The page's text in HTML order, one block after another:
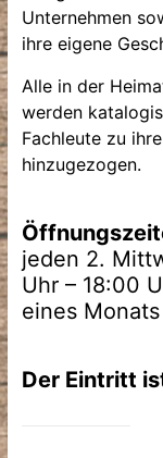
Unternehmen
ihre eigene
Alle in der
werden
Fachleute zu
hinzugezogen.
jeden 2.
Uhr – 18:00
eines
Der Eintritt